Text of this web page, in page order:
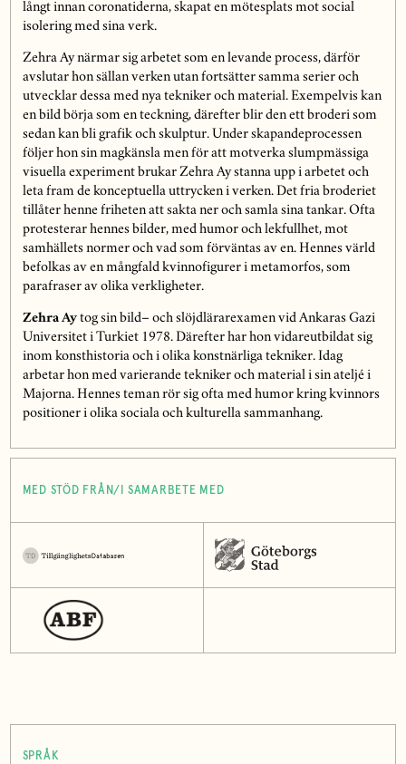
långt innan coronatiderna, skapat en mötesplats mot social
isolering med sina verk.
Zehra Ay närmar sig arbetet som en levande process, därför
avslutar hon sällan verken utan fortsätter samma serier och
utvecklar dessa med nya tekniker och material. Exempelvis kan
en bild börja som en teckning, därefter blir den ett broderi som
sedan kan bli grafik och skulptur. Under skapandeprocessen
följer hon sin magkänsla men för att motverka slumpmässiga
visuella experiment brukar Zehra Ay stanna upp i arbetet och
leta fram de konceptuella uttrycken i verken. Det fria broderiet
tillåter henne friheten att sakta ner och samla sina tankar. Ofta
protesterar hennes bilder, med humor och lekfullhet, mot
samhällets normer och vad som förväntas av en. Hennes värld
befolkas av en mångfald kvinnofigurer i metamorfos, som
parafraser av olika verkligheter.
Zehra Aytog sin bild– och slöjdlärarexamen vid Ankaras Gazi
Universitet i Turkiet 1978. Därefter har hon vidareutbildat sig
inom konsthistoria och i olika konstnärliga tekniker. Idag
arbetar hon med varierande tekniker och material i sin ateljé i
Majorna. Hennes teman rör sig ofta med humor kring kvinnors
positioner i olika sociala och kulturella sammanhang.
MED STÖD FRÅN/I SAMARBETE MED
SPRÅK